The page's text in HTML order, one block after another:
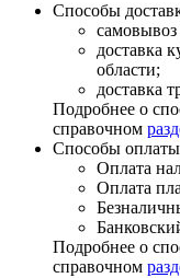
Способы
самовывоз
доставка
области;
доставка
Подробнее о
справочном
Способы
Оплата
Оплата
Подробнее о
справочном